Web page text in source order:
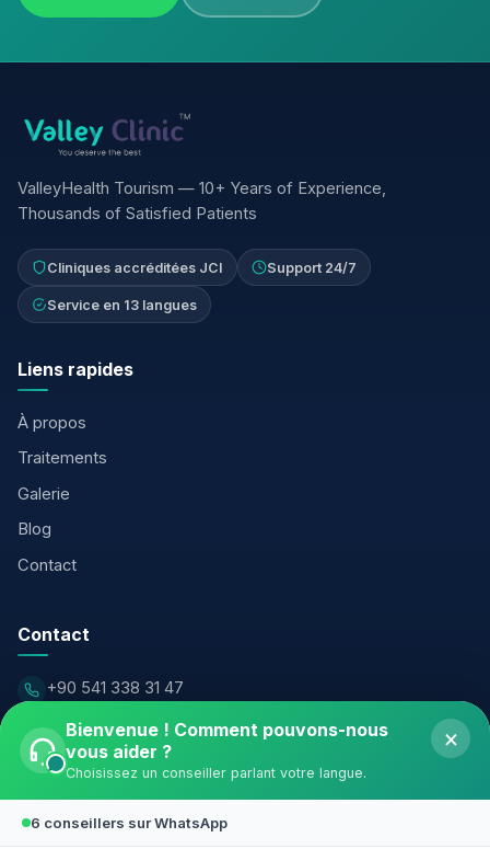
ValleyHealth Tourism — 10+ Years of Experience,
Thousands of Satisfied Patients
Cliniques accréditées JCI Support 24/7
Service en 13 langues
Liens rapides
À propos
Traitements
Galerie
Blog
Contact
Contact
+90 541 338 31 47
info@valleyclinicturkiye.com
Şirinevler Neighborhood, Meriç Street, Özaltın Business
Bienvenue ! Comment pouvons-nous
vous aider ?
Choisissez un conseiller parlant votre langue.
×
6 conseillers sur WhatsApp